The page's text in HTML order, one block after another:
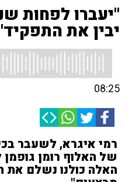
"יעברו לפחות
יבין את
08:25
רמי איגרא, לשעבר
של האלוף רומן
האלה כולנו נשלם את